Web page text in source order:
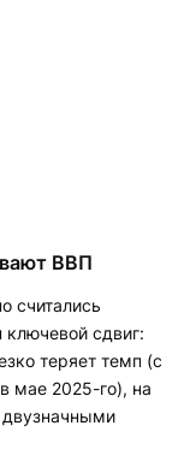
ВВП
считались
сдвиг:
теряет темп (с
мае 2025-го), на